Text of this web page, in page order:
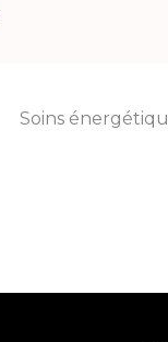
Soins